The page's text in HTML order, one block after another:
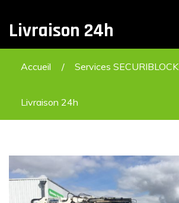
Livraison 24h
Accueil Services SECURIBLOCK
Livraison 24h